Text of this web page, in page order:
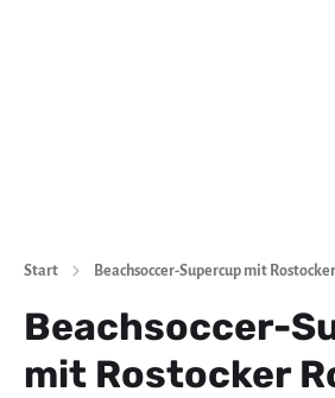
Start Beachsoccer-Supercup mit
Beachsoccer-
mit Rostocker